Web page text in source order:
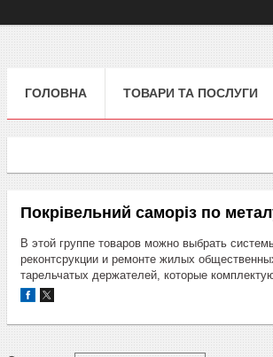
ГОЛОВНА ТОВАРИ ТА ПОСЛУГИ
Покрівельний саморіз по
В этой группе товаров можно выбрать
реконтсрукции и ремонте жилых
тарельчатых держателей, которые